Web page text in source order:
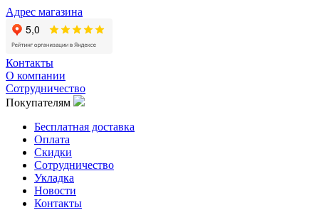
Адрес магазина
Контакты
О компании
Сотрудничество
Покупателям
Бесплатная доставка
Оплата
Скидки
Сотрудничество
Укладка
Новости
Контакты